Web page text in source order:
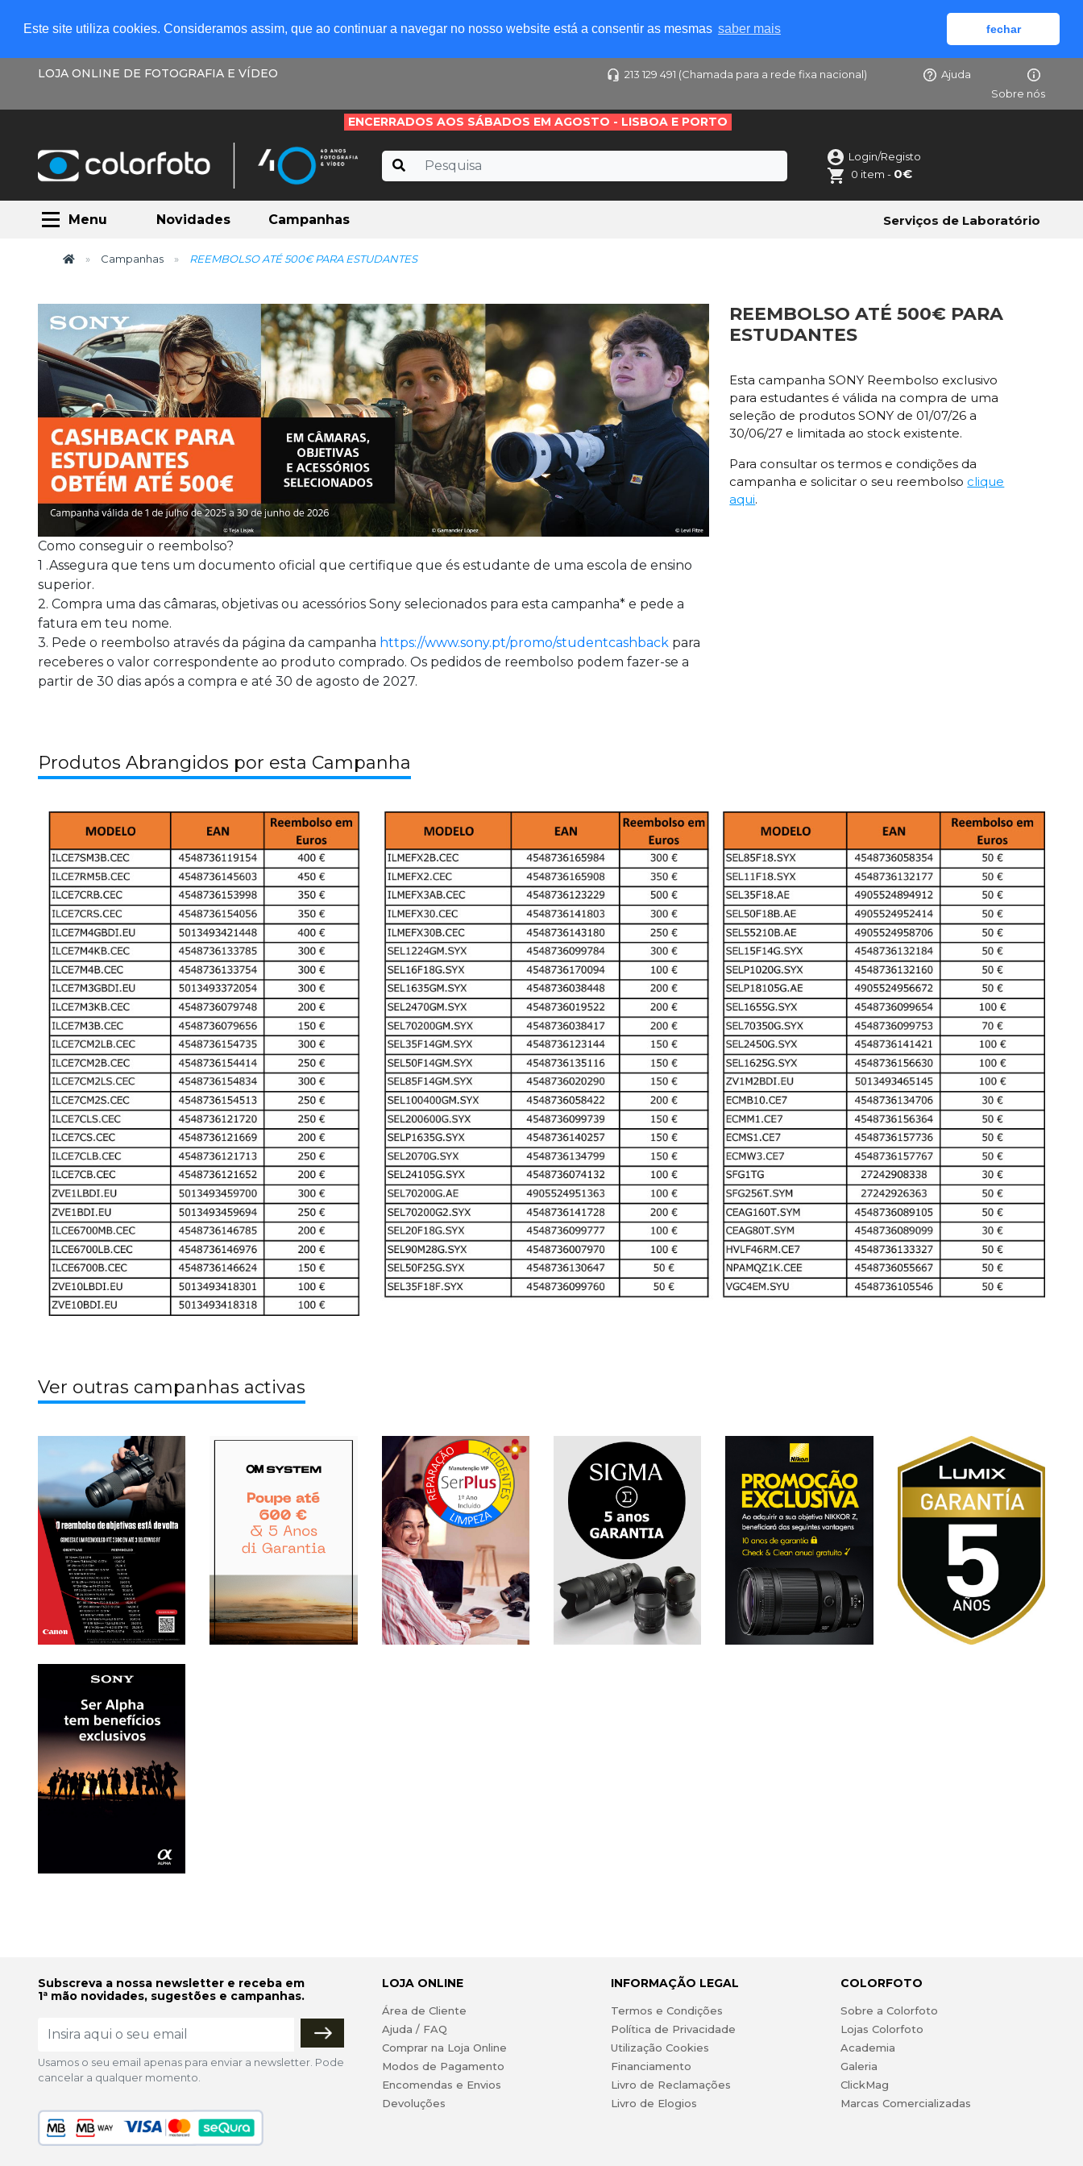
Este site utiliza cookies. Consideramos assim, que ao continuar a navegar no nosso website está a consentir as mesmas saber mais fechar
LOJA ONLINE DE FOTOGRAFIA E VÍDEO 213 129 491 (Chamada para a rede fixa nacional)
Ajuda
Sobre nós
ENCERRADOS AOS SÁBADOS EM AGOSTO - LISBOA E PORTO
Login/Registo
0 item - 0€
Menu Novidades Campanhas Serviços de Laboratório
Campanhas REEMBOLSO ATÉ 500€ PARA ESTUDANTES
Como conseguir o reembolso?
1 .Assegura que tens um documento oficial que certifique que és estudante de uma escola de ensino
superior.
2. Compra uma das câmaras, objetivas ou acessórios Sony selecionados para esta campanha* e pede a
fatura em teu nome.
3. Pede o reembolso através da página da campanha https://www.sony.pt/promo/studentcashback para
receberes o valor correspondente ao produto comprado. Os pedidos de reembolso podem fazer-se a
partir de 30 dias após a compra e até 30 de agosto de 2027.
REEMBOLSO ATÉ 500€ PARA
ESTUDANTES
Esta campanha SONY Reembolso exclusivo
para estudantes é válida na compra de uma
seleção de produtos SONY de 01/07/26 a
30/06/27 e limitada ao stock existente.
Para consultar os termos e condições da
campanha e solicitar o seu reembolso clique
aqui.
Produtos Abrangidos por esta Campanha
Ver outras campanhas activas
Subscreva a nossa newsletter e receba em
1ª mão novidades, sugestões e campanhas.
Usamos o seu email apenas para enviar a newsletter. Pode
cancelar a qualquer momento.
LOJA ONLINE
Área de Cliente
Ajuda / FAQ
Comprar na Loja Online
Modos de Pagamento
Encomendas e Envios
Devoluções
INFORMAÇÃO LEGAL
Termos e Condições
Política de Privacidade
Utilização Cookies
Financiamento
Livro de Reclamações
Livro de Elogios
COLORFOTO
Sobre a Colorfoto
Lojas Colorfoto
Academia
Galeria
ClickMag
Marcas Comercializadas